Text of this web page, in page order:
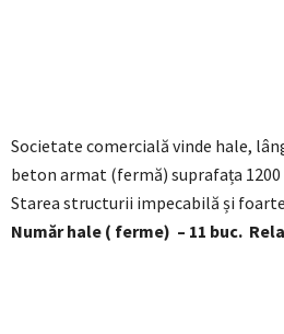
Societate comercială vinde hale,
beton armat (fermă) suprafața
Starea structurii impecabilă și
Număr hale ( ferme) – 11 buc.